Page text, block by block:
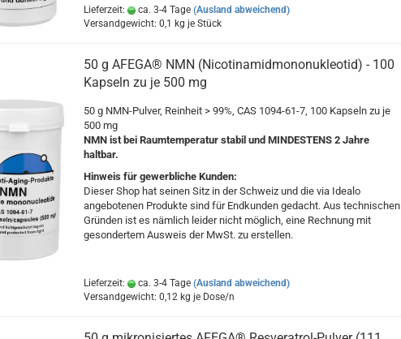
Lieferzeit: ca. 3-4 Tage (Ausland abweichend)
Versandgewicht: 0,1 kg je Stück
50 g AFEGA® NMN (Nicotinamidmononukleotid) - 100
Kapseln zu je 500 mg
50 g NMN-Pulver, Reinheit > 99%, CAS 1094-61-7, 100 Kapseln zu je
500 mg
NMN ist bei Raumtemperatur stabil und MINDESTENS 2 Jahre
haltbar.
Hinweis für gewerbliche Kunden:
Dieser Shop hat seinen Sitz in der Schweiz und die via Idealo
angebotenen Produkte sind für Endkunden gedacht. Aus technischen
Gründen ist es nämlich leider nicht möglich, eine Rechnung mit
gesondertem Ausweis der MwSt. zu erstellen.
Lieferzeit: ca. 3-4 Tage (Ausland abweichend)
Versandgewicht: 0,12kg je Dose/n